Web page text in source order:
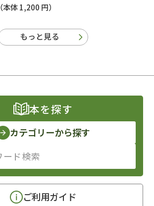
（本体 1,200 円）
もっと見る
本を探す
カテゴリーから探す
ご利用ガイド